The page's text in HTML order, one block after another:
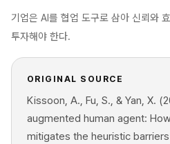
기업은 AI를 협업 도구로 삼아 신뢰와
투자해야 한다.
ORIGINAL SOURCE
Kissoon, A., Fu, S., & Yan, X.
augmented human agent:
mitigates the heuristic